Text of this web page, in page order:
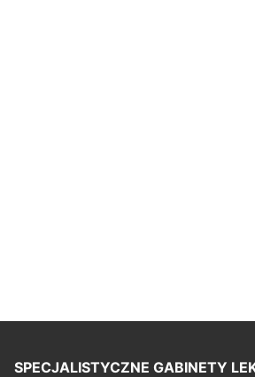
SPECJALISTYCZNE GABINETY